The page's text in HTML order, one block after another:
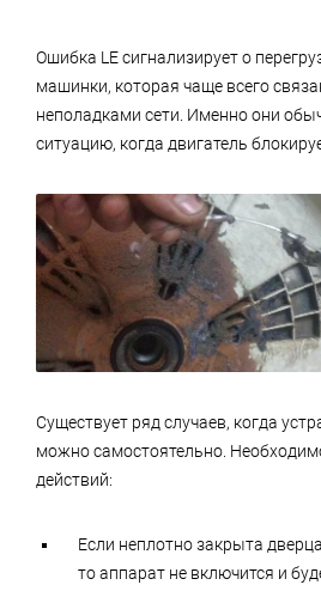
Ошибка LE сигнализирует о
машинки, которая чаще всего
неполадками сети. Именно они
ситуацию, когда двигатель
Существует ряд случаев, когда
можно самостоятельно.
действий:
Если неплотно закрыта
то аппарат не включится и